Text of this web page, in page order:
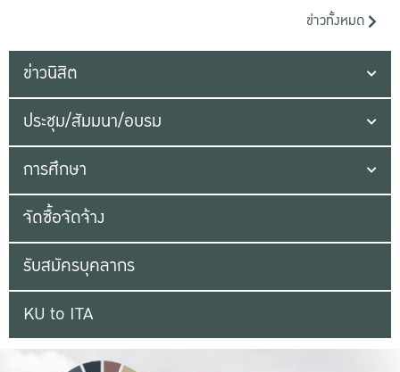
ข่าวทั้งหมด
ข่าวนิสิต
ประชุม/สัมมนา/อบรม
การศึกษา
จัดซื้อจัดจ้าง
รับสมัครบุคลากร
KU to ITA